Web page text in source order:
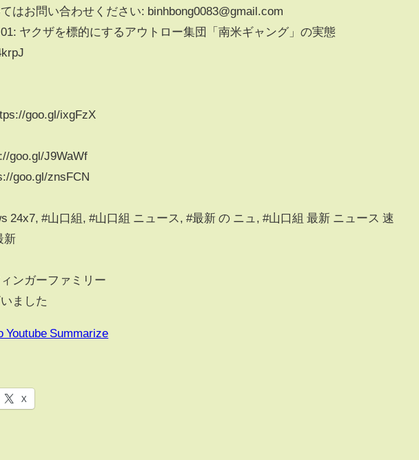
はお問い合わせください: binhbong0083@gmail.com
ヤクザを標的にするアウトロー集団「南米ギャング」の実態
goo.gl/ixgFzX
goo.gl/J9WaWf
goo.gl/znsFCN
24x7, #山口組, #山口組 ニュース, #最新 の ニュ, #山口組 最新 ニュース 速
新
ンガーファミリー
ました
Youtube Summarize
X